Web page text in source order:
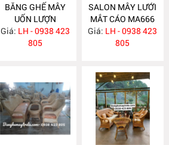
BĂNG GHẾ MÂY
UỐN LƯỢN
MA667
Giá: LH - 0938 423
805
SALON MÂY LƯỚI
MẮT CÁO MA666
Giá: LH - 0938 423
805